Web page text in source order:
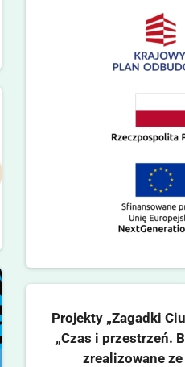
Projekty „Zagadki
„Czas i przestrzeń.
zrealizowane